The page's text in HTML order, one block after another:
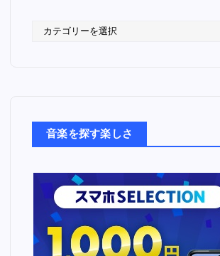
音楽を探す楽しさ